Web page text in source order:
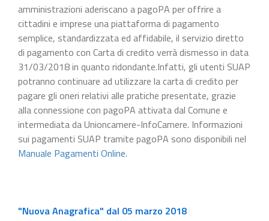
amministrazioni aderiscano a pagoPA per offrire a
cittadini e imprese una piattaforma di pagamento
semplice, standardizzata ed affidabile, il servizio diretto
di pagamento con Carta di credito verrà dismesso in data
31/03/2018 in quanto ridondante.Infatti, gli utenti SUAP
potranno continuare ad utilizzare la carta di credito per
pagare gli oneri relativi alle pratiche presentate, grazie
alla connessione con pagoPA attivata dal Comune e
intermediata da Unioncamere-InfoCamere. Informazioni
sui pagamenti SUAP tramite pagoPA sono disponibili nel
Manuale Pagamenti Online.
"Nuova Anagrafica" dal 05 marzo 2018